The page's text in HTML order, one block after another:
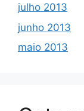
julho 2013
junho 2013
maio 2013